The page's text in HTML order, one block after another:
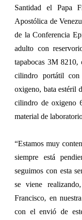
Santidad el Papa
Apostólica de
de la Conferencia
adulto con
tapabocas 3M 8210,
cilindro portátil
oxigeno, bata estéril
cilindro de oxigeno
material de
“Estamos muy
siempre está
seguimos con esta
se viene
Francisco, en
con el envió de